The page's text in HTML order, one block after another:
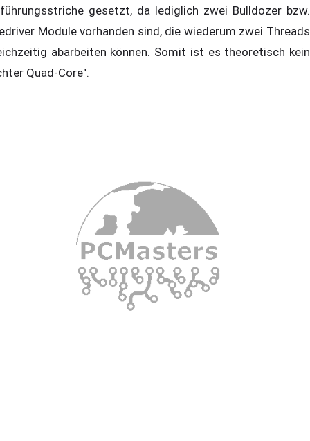
gesetzt, da lediglich zwei Bulldozer bzw.
Module vorhanden sind, die wiederum zwei Threads
abarbeiten können. Somit ist es theoretisch kein
Quad-Core".